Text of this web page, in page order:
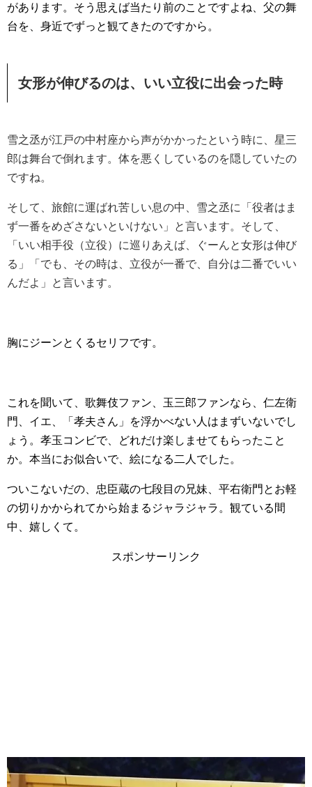
があります。そう思えば当たり前のことですよね、父の舞
台を、身近でずっと観てきたのですから。
女形が伸びるのは、いい立役に出会った時
雪之丞が江戸の中村座から声がかかったという時に、星三
郎は舞台で倒れます。体を悪くしているのを隠していたの
ですね。
そして、旅館に運ばれ苦しい息の中、雪之丞に「役者はま
ず一番をめざさないといけない」と言います。そして、
「いい相手役（立役）に巡りあえば、ぐーんと女形は伸び
る」「でも、その時は、立役が一番で、自分は二番でいい
んだよ」と言います。
胸にジーンとくるセリフです。
これを聞いて、歌舞伎ファン、玉三郎ファンなら、仁左衛
門、イエ、「孝夫さん」を浮かべない人はまずいないでし
ょう。孝玉コンビで、どれだけ楽しませてもらったこと
か。本当にお似合いで、絵になる二人でした。
ついこないだの、忠臣蔵の七段目の兄妹、平右衛門とお軽
の切りかかられてから始まるジャラジャラ。観ている間
中、嬉しくて。
スポンサーリンク